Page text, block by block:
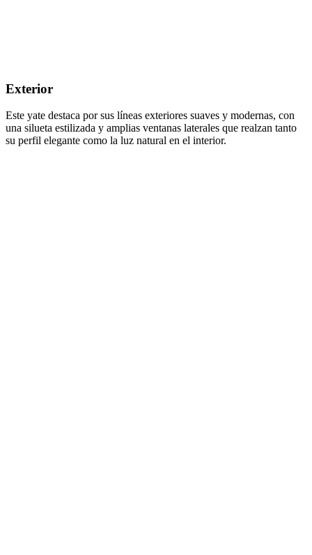
Exterior
Este yate destaca por sus líneas exteriores suaves y modernas, con
una silueta estilizada y amplias ventanas laterales que realzan tanto
su perfil elegante como la luz natural en el interior.